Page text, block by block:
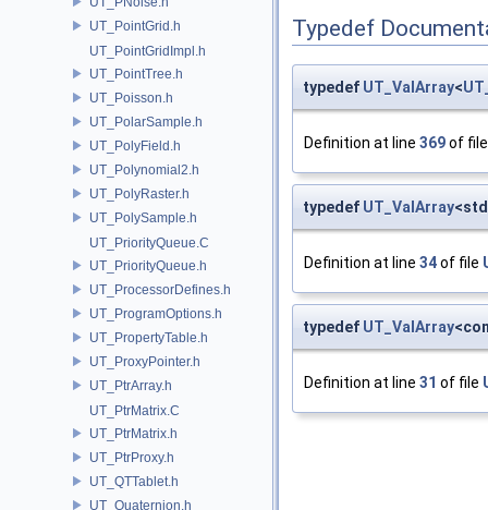
UT_PointGrid.h
UT_PointGridImpl.h
UT_PointTree.h
UT_Poisson.h
UT_PolarSample.h
UT_PolyField.h
UT_Polynomial2.h
UT_PolyRaster.h
UT_PolySample.h
UT_PriorityQueue.C
UT_PriorityQueue.h
UT_ProcessorDefines.h
UT_ProgramOptions.h
UT_PropertyTable.h
UT_ProxyPointer.h
UT_PtrArray.h
UT_PtrMatrix.C
UT_PtrMatrix.h
UT_PtrProxy.h
UT_QTTablet.h
UT_Quaternion.h
Typedef
typedef UT_ValArray<
Definition at line 369of
typedef UT_ValArray
Definition at line 34of file
typedef UT_ValArray
Definition at line 31 of file